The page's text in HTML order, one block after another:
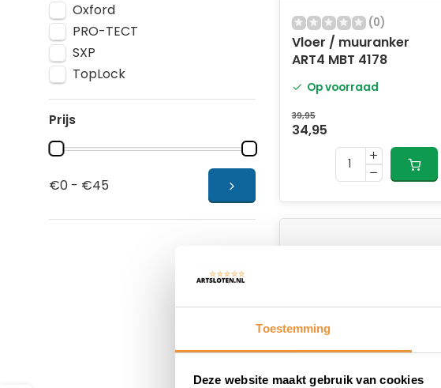
Toestemming
Deze website maakt gebruik van cookies
Oxford
PRO-TECT
SXP
TopLock
Prijs
€0 - €45
(0)
Vloer / muuranker
ART4 MBT 4178
Op voorraad
39,95
34,95